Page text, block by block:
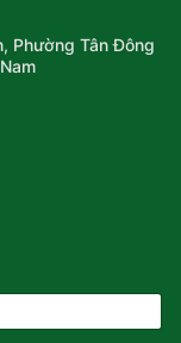
Phường Tân Đông